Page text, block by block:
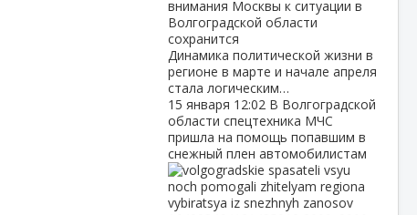
Динамика политической жизни в
регионе в марте и начале апреля
стала логическим…
15 января 12:02 В Волгоградской
области спецтехника МЧС
пришла на помощь попавшим в
снежный плен автомобилистам